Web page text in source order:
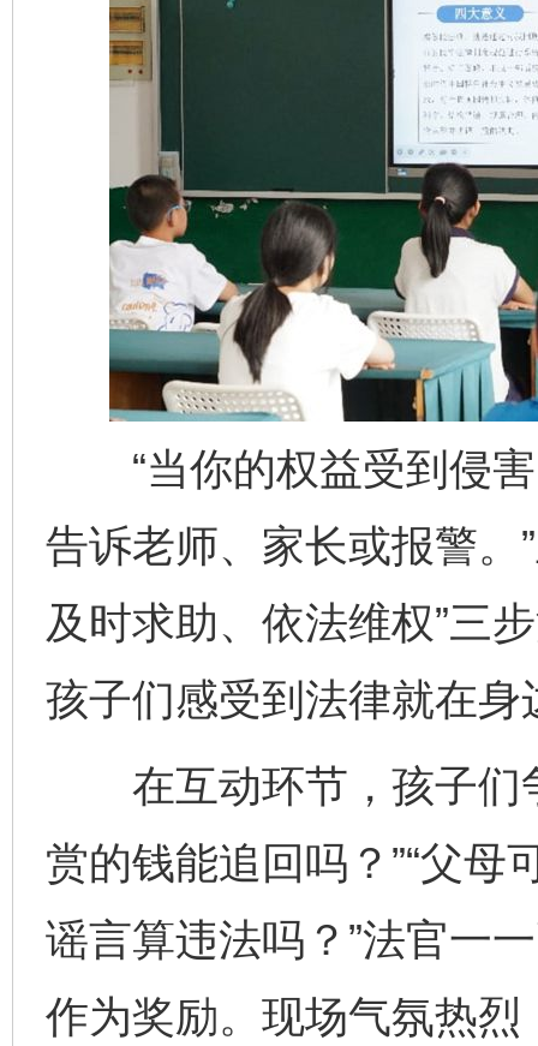
“当你的权益受到侵害
告诉老师、家长或报警。
及时求助、依法维权”三
孩子们感受到法律就在身
在互动环节，孩子们
赏的钱能追回吗？”“父母
谣言算违法吗？”法官一
作为奖励。现场气氛热烈